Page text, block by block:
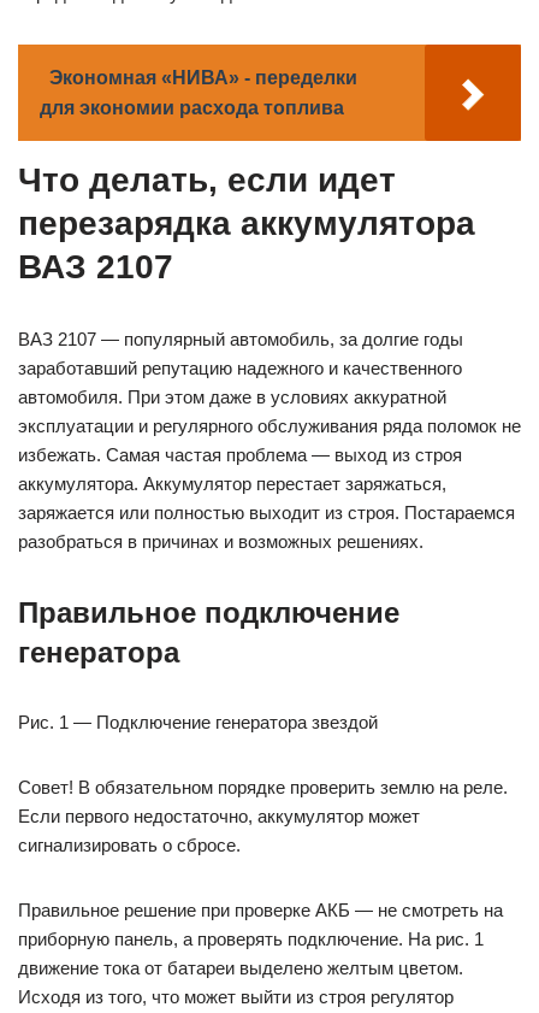
Экономная «НИВА» - переделки
для экономии расхода топлива
Что делать, если идет
перезарядка аккумулятора
ВАЗ 2107
ВАЗ 2107 — популярный автомобиль, за долгие годы
заработавший репутацию надежного и качественного
автомобиля. При этом даже в условиях аккуратной
эксплуатации и регулярного обслуживания ряда поломок не
избежать. Самая частая проблема — выход из строя
аккумулятора. Аккумулятор перестает заряжаться,
заряжается или полностью выходит из строя. Постараемся
разобраться в причинах и возможных решениях.
Правильное подключение
генератора
Рис. 1 — Подключение генератора звездой
Совет! В обязательном порядке проверить землю на реле.
Если первого недостаточно, аккумулятор может
сигнализировать о сбросе.
Правильное решение при проверке АКБ — не смотреть на
приборную панель, а проверять подключение. На рис. 1
движение тока от батареи выделено желтым цветом.
Исходя из того, что может выйти из строя регулятор